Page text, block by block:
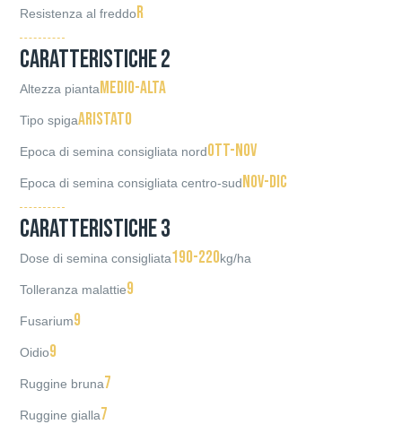
Resistenza al freddoR
Caratteristiche 2
Altezza piantaMedio-alta
Tipo spigaAristato
Epoca di semina consigliata nordOtt-Nov
Epoca di semina consigliata centro-sudNov-Dic
Caratteristiche 3
Dose di semina consigliata190-220kg/ha
Tolleranza malattie9
Fusarium9
Oidio9
Ruggine bruna7
Ruggine gialla7